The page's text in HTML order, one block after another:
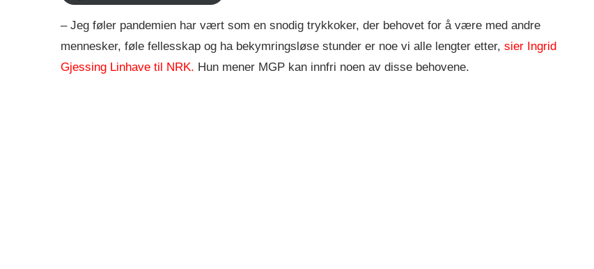
– Jeg føler pandemien har vært som en snodig trykkoker, der behovet for å være med andre
mennesker, føle fellesskap og ha bekymringsløse stunder er noe vi alle lengter etter, sier Ingrid
Gjessing Linhave til NRK. Hun mener MGP kan innfri noen av disse behovene.